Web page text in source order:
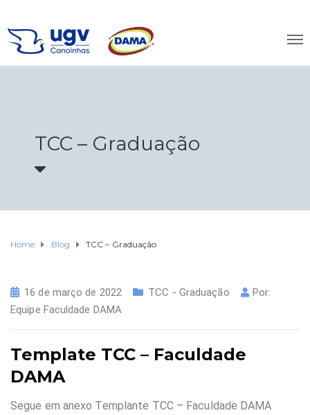
TCC – Graduação
Home Blog TCC – Graduação
16 de março de 2022 TCC - Graduação
Por:
Equipe Faculdade DAMA
Template TCC – Faculdade
DAMA
Segue em anexo Templante TCC – Faculdade DAMA